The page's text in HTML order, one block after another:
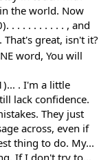
the world. Now
. . . . . . . . . . , and
great, isn't it?
word, You will
. I'm a little
lack confidence.
They just
across, even if
thing to do. My...